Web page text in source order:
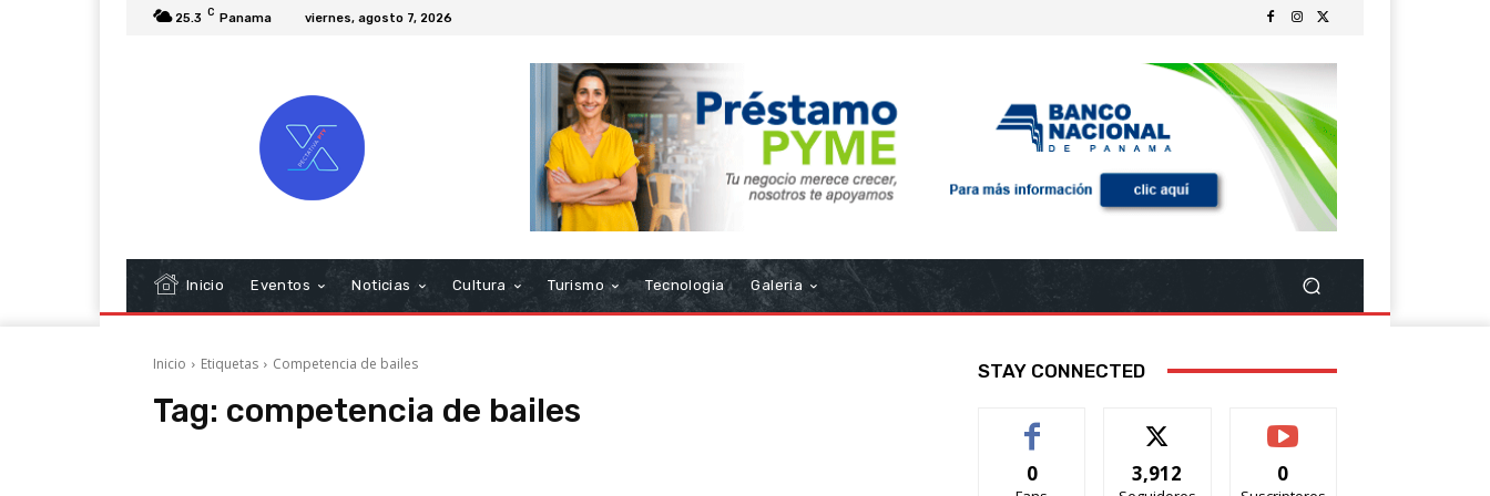
25.3 C Panama viernes, agosto 7, 2026
Inicio Eventos Noticias Cultura Turismo Tecnologia Galeria
Inicio Etiquetas Competencia de bailes
Tag: competencia de bailes
STAY CONNECTED
0 3,912 0